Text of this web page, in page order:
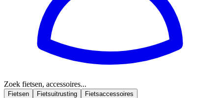
Zoek fietsen, accessoires...
Fietsen Fietsuitrusting Fietsaccessoires